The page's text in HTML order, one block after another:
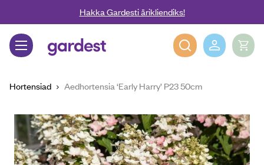
Liigu edasi põhisisu juurdeHakka Gardesti ärikliendiks!
Gardest
Hortensiad Aedhortensia ‘Early Harry’ P23 50cm